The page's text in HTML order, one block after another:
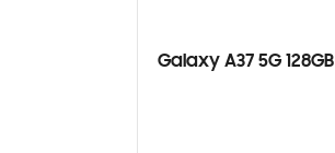
Galaxy A37 5G 128GB